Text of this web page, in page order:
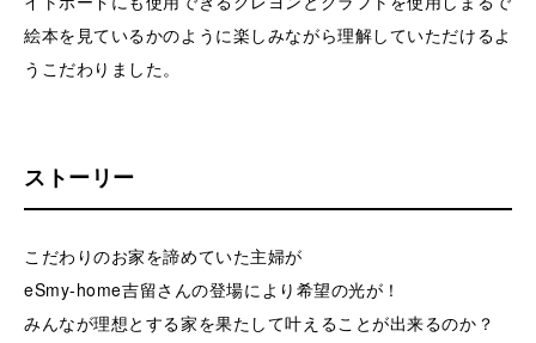
絵本を見ているかのように楽しみながら理解していただけるよ
うこだわりました。
ストーリー
こだわりのお家を諦めていた主婦が
eSmy-home吉留さんの登場により希望の光が！
みんなが理想とする家を果たして叶えることが出来るのか？